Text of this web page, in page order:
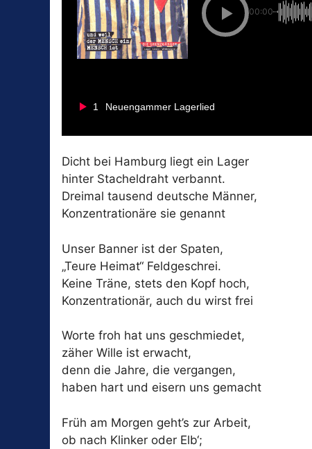
00:00
1 Neuengammer Lagerlied
Dicht bei Hamburg liegt ein Lager
hinter Stacheldraht verbannt.
Dreimal tausend deutsche Männer,
Konzentrationäre sie genannt
Unser Banner ist der Spaten,
„Teure Heimat“ Feldgeschrei.
Keine Träne, stets den Kopf hoch,
Konzentrationär, auch du wirst frei
Worte froh hat uns geschmiedet,
zäher Wille ist erwacht,
denn die Jahre, die vergangen,
haben hart und eisern uns gemacht
Früh am Morgen geht’s zur Arbeit,
ob nach Klinker oder Elb‘;